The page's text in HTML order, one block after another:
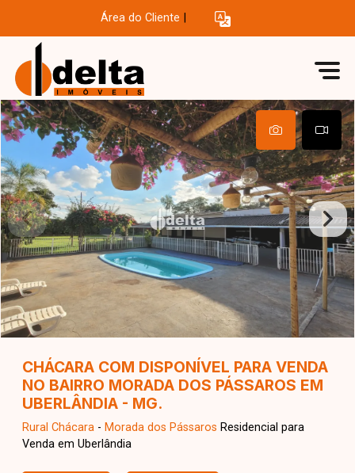
Área do Cliente
CHÁCARA COM DISPONÍVEL PARA VENDA
NO BAIRRO MORADA DOS PÁSSAROS EM
UBERLÂNDIA - MG.
Rural Chácara - Morada dos Pássaros Residencial para
Venda em Uberlândia